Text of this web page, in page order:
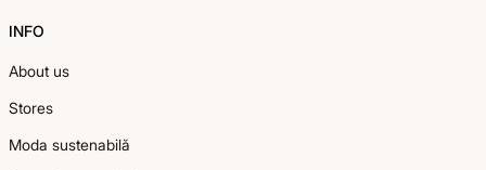
INFO
About us
Stores
Moda sustenabilă